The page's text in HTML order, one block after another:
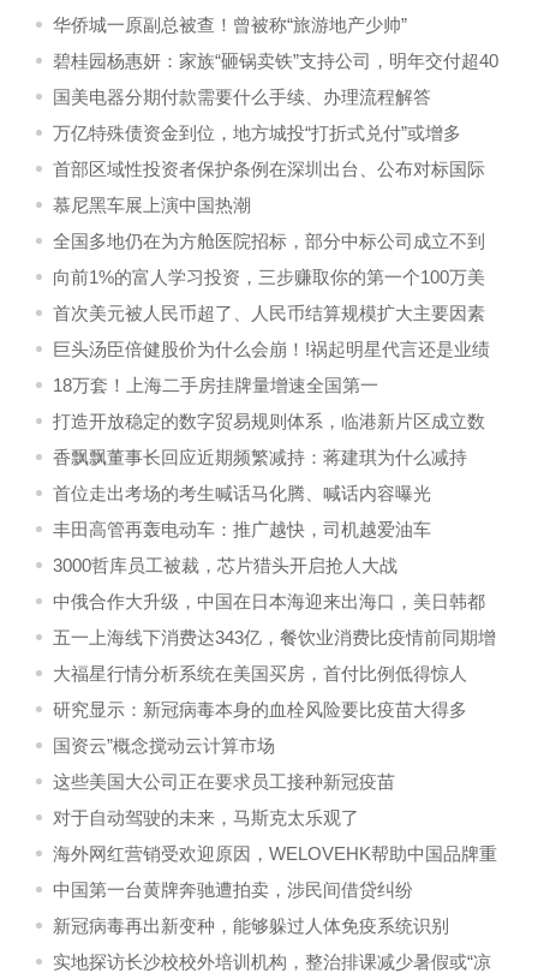
华侨城一原副总被查！曾被称“旅游地产少帅”
碧桂园杨惠妍：家族“砸锅卖铁”支持公司，明年交付超40
万套
国美电器分期付款需要什么手续、办理流程解答
万亿特殊债资金到位，地方城投“打折式兑付”或增多
首部区域性投资者保护条例在深圳出台、公布对标国际
投资经贸规则
慕尼黑车展上演中国热潮
全国多地仍在为方舱医院招标，部分中标公司成立不到
一年
向前1%的富人学习投资，三步赚取你的第一个100万美
元
首次美元被人民币超了、人民币结算规模扩大主要因素
巨头汤臣倍健股价为什么会崩！!祸起明星代言还是业绩
低迷?
18万套！上海二手房挂牌量增速全国第一
打造开放稳定的数字贸易规则体系，临港新片区成立数
字贸易产业联盟
香飘飘董事长回应近期频繁减持：蒋建琪为什么减持
首位走出考场的考生喊话马化腾、喊话内容曝光
丰田高管再轰电动车：推广越快，司机越爱油车
3000哲库员工被裁，芯片猎头开启抢人大战
中俄合作大升级，中国在日本海迎来出海口，美日韩都
气疯了！
五一上海线下消费达343亿，餐饮业消费比疫情前同期增
长超六成
大福星行情分析系统在美国买房，首付比例低得惊人
研究显示：新冠病毒本身的血栓风险要比疫苗大得多
国资云”概念搅动云计算市场
这些美国大公司正在要求员工接种新冠疫苗
对于自动驾驶的未来，马斯克太乐观了
海外网红营销受欢迎原因，WELOVEHK帮助中国品牌重
塑网红营销！
中国第一台黄牌奔驰遭拍卖，涉民间借贷纠纷
新冠病毒再出新变种，能够躲过人体免疫系统识别
实地探访长沙校校外培训机构，整治排课减少暑假或“凉